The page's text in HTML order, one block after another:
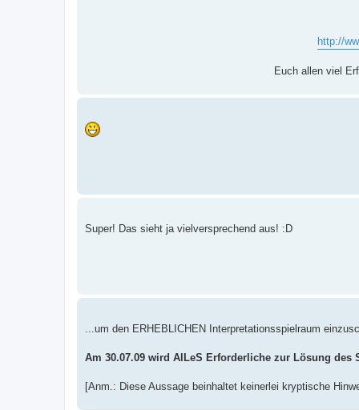
http://
Euch allen viel
Super! Das sieht ja vielversprechend aus! :D
...um den ERHEBLICHEN Interpretationsspielraum
Am 30.07.09 wird AlLeS Erforderliche zur Lösung des
[Anm.: Diese Aussage beinhaltet keinerlei kryptische